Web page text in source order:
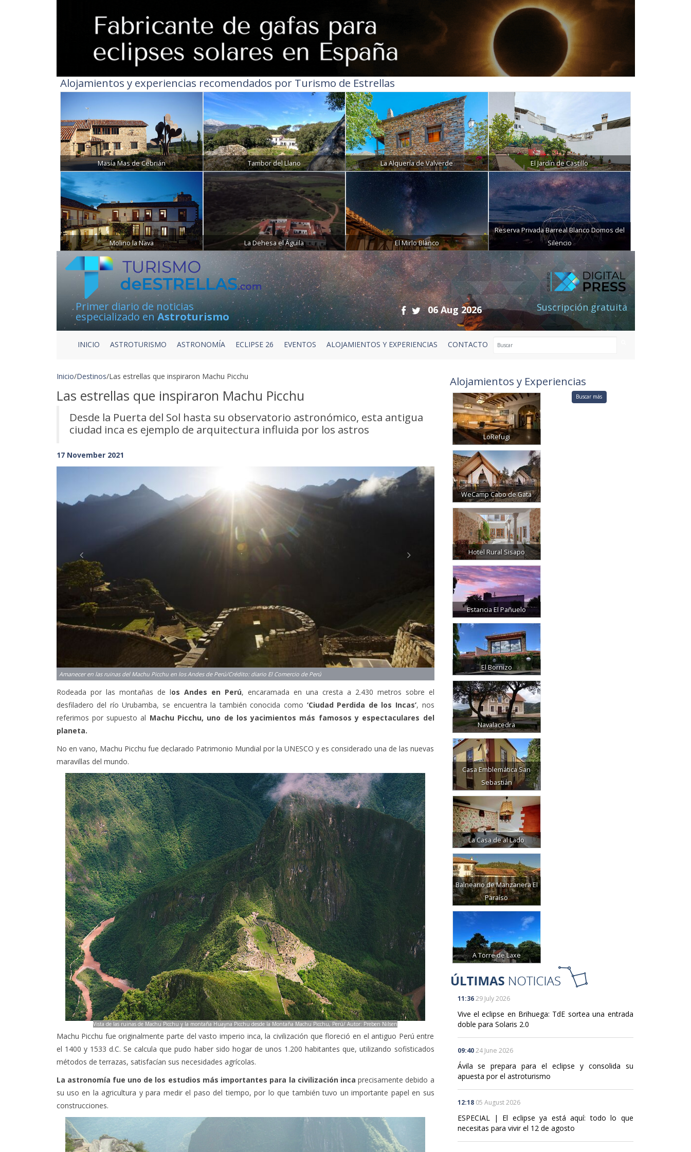
Alojamientos y experiencias recomendados por Turismo de Estrellas
Masía Mas de Cebrián Tambor del Llano La Alquería de Valverde El Jardín de Castillo
Molino la Nava La Dehesa el Águila El Mirlo Blanco
Reserva Privada Barreal Blanco Domos del
Silencio
Primer diario de noticias
especializado enAstroturismo
06 Aug 2026 Suscripción gratuita
INICIO ASTROTURISMO ASTRONOMÍA ECLIPSE 26 EVENTOS ALOJAMIENTOS Y EXPERIENCIAS CONTACTO
Inicio/Destinos/Las estrellas que inspiraron Machu Picchu
Las estrellas que inspiraron Machu Picchu
Desde la Puerta del Sol hasta su observatorio astronómico, esta antigua
ciudad inca es ejemplo de arquitectura influida por los astros
17 November 2021
Next
Rodeada por las montañas de los Andes en Perú, encaramada en una cresta a 2.430 metros sobre el
desfiladero del río Urubamba, se encuentra la también conocida como ‘Ciudad Perdida de los Incas’, nos
referimos por supuesto al Machu Picchu, uno de los yacimientos más famosos y espectaculares del
planeta.
No en vano, Machu Picchu fue declarado Patrimonio Mundial por la UNESCO y es considerado una de las nuevas
maravillas del mundo.
Vista de las ruinas de Machu Picchu y la montaña Huayna Picchu desde la Montaña Machu Picchu, Perú/ Autor: Preben Nilsen
Machu Picchu fue originalmente parte del vasto imperio inca, la civilización que floreció en el antiguo Perú entre
el 1400 y 1533 d.C. Se calcula que pudo haber sido hogar de unos 1.200 habitantes que, utilizando sofisticados
métodos de terrazas, satisfacían sus necesidades agrícolas.
La astronomía fue uno de los estudios más importantes para la civilización inca precisamente debido a
su uso en la agricultura y para medir el paso del tiempo, por lo que también tuvo un importante papel en sus
construcciones.
Alojamientos y Experiencias
LoRefugi
WeCamp Cabo de Gata
Hotel Rural Sisapo
Estancia El Pañuelo
El Bornizo
Navalacedra
Casa Emblemática San
Sebastián
La Casa de al Lado
Balneario de Manzanera El
Paraíso
A Torre de Laxe
Buscar más
11:36 29 July 2026
Vive el eclipse en Brihuega: TdE sortea una entrada
doble para Solaris 2.0
09:40 24 June 2026
Ávila se prepara para el eclipse y consolida su
apuesta por el astroturismo
12:18 05 August 2026
ESPECIAL | El eclipse ya está aquí: todo lo que
necesitas para vivir el 12 de agosto